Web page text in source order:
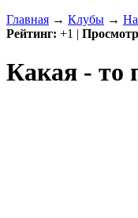
Главная → Клубы →
Рейтинг: +1 |
Какая - то